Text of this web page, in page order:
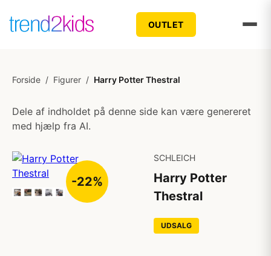
OUTLET
Forside / Figurer / Harry Potter Thestral
Dele af indholdet på denne side kan være genereret
med hjælp fra AI.
-22%
SCHLEICH
Harry Potter
Thestral
UDSALG